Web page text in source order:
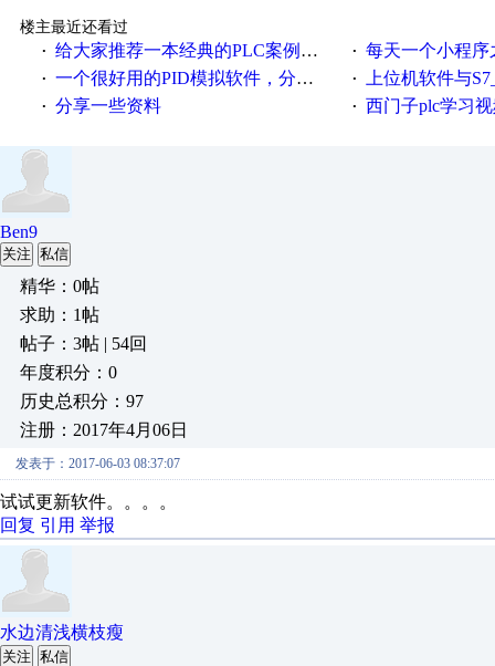
楼主最近还看过
· 给大家推荐一本经典的PLC案例讲解教材 · 每天一个小程序之
· 一个很好用的PID模拟软件，分享给大家 · 上位机软件与
· 分享一些资料 · 西门子plc学习
Ben9
关注 私信
精华：0帖
求助：1帖
帖子：3帖 | 54回
年度积分：0
历史总积分：97
注册：2017年4月06日
发表于：2017-06-03 08:37:07
试试更新软件。。。。
回复 引用 举报
水边清浅横枝瘦
关注 私信